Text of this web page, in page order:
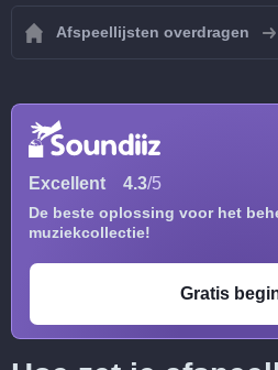
Afspeellijsten overdragen
Excellent 4.3/5
De beste oplossing voor het
muziekcollectie!
Gratis